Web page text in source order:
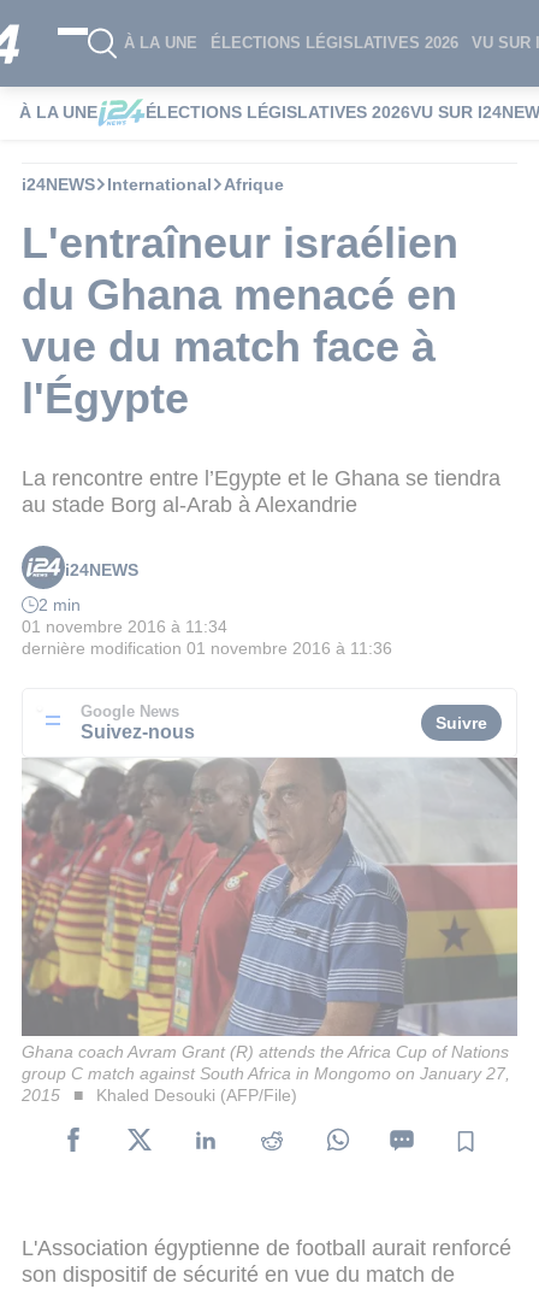
À LA UNE ÉLECTIONS LÉGISLATIVES 2026 VU SUR
À LA UNE ÉLECTIONS LÉGISLATIVES 2026VU SUR
i24NEWS International Afrique
L'entraîneur israélien
du Ghana menacé en
vue du match face à
l'Égypte
La rencontre entre l’Egypte et le Ghana se tiendra
au stade Borg al-Arab à Alexandrie
i24NEWS
2 min
01 novembre 2016 à 11:34
dernière modification 01 novembre 2016 à 11:36
Google News
Suivez-nous Suivre
Ghana coach Avram Grant (R) attends the Africa Cup of Nations
group C match against South Africa in Mongomo on January 27,
2015
Khaled Desouki (AFP/File)
L'Association égyptienne de football aurait renforcé
son dispositif de sécurité en vue du match de